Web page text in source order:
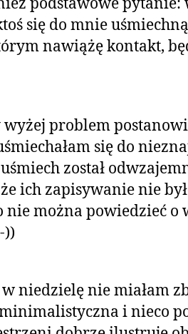
się do mnie
nawiążę kontakt,
problem
się do
został
ich zapisywanie nie
nie można powiedzieć o
))
niedzielę nie miałam
i nieco